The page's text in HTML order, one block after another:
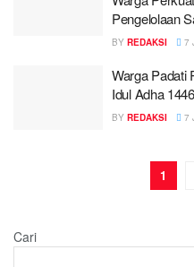
Pengelolaan
BY REDAKSI 7
Warga Padati
Idul Adha
BY REDAKSI 7
1
Cari